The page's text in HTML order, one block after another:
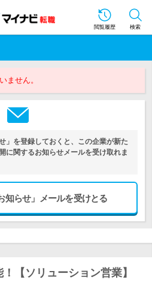
閲覧履歴 検索
ません。
」を登録しておくと、この企業が新た
に関するお知らせメールを受け取れま
知らせ」メールを受けとる
【ソリューション営業】